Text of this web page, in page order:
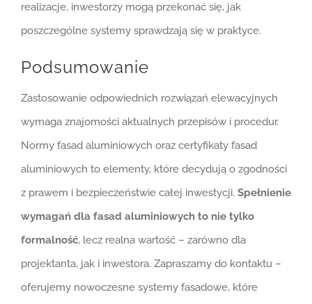
realizacje, inwestorzy mogą przekonać się, jak
poszczególne systemy sprawdzają się w praktyce.
Podsumowanie
Zastosowanie odpowiednich rozwiązań elewacyjnych
wymaga znajomości aktualnych przepisów i procedur.
Normy fasad aluminiowych oraz certyfikaty fasad
aluminiowych to elementy, które decydują o zgodności
z prawem i bezpieczeństwie całej inwestycji. Spełnienie
wymagań dla fasad aluminiowych to nie tylko
formalność, lecz realna wartość – zarówno dla
projektanta, jak i inwestora. Zapraszamy do kontaktu –
oferujemy nowoczesne systemy fasadowe, które